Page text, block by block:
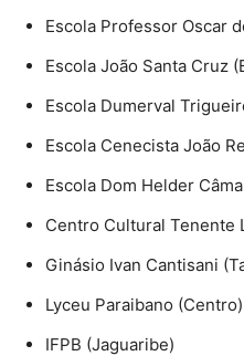
Escola Professor Oscar
Escola João Santa Cruz
Escola Dumerval
Escola Cenecista João
Escola Dom Helder
Centro Cultural Tenente
Ginásio Ivan Cantisani
Lyceu Paraibano (Centro)
IFPB (Jaguaribe)